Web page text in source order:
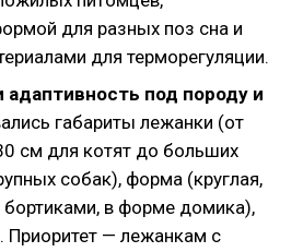
для разных поз сна и
для терморегуляции.
под породу и
габариты лежанки (от
см для котят до больших
собак), форма (круглая,
бортиками, в форме домика),
Приоритет — лежанкам с